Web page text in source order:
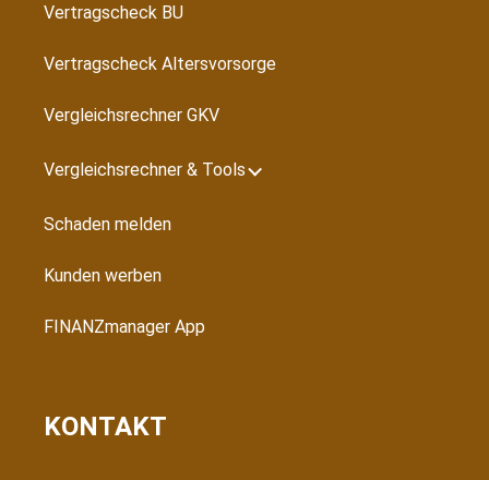
Vertragscheck BU
Vertragscheck Altersvorsorge
Vergleichsrechner GKV
Vergleichsrechner & Tools
Schaden melden
Kunden werben
FINANZmanager App
KONTAKT